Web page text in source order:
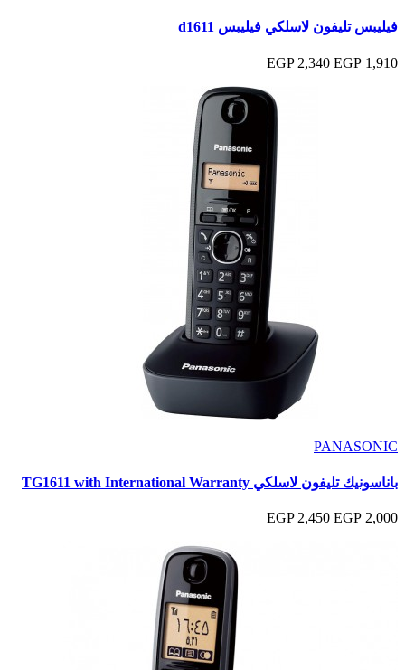
فيليبس تليفون لاسلكي فيليبس d1611
1,910 EGP
2,340 EGP
PANASONIC
باناسونيك تليفون لاسلكي TG1611 with International Warranty
2,000 EGP
2,450 EGP